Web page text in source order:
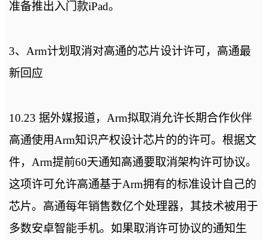
准备推出入门款iPad。
3、Arm计划取消对高通的芯片设计许可，高通最
新回应
10.23 据外媒报道，Arm拟取消允许长期合作伙伴
高通使用Arm知识产权设计芯片的的许可。根据文
件，Arm提前60天通知高通要取消架构许可协议。
这项许可允许高通基于Arm拥有的标准设计自己的
芯片。高通每年销售数亿个处理器，其技术被用于
多数安卓智能手机。如果取消许可协议的通知生